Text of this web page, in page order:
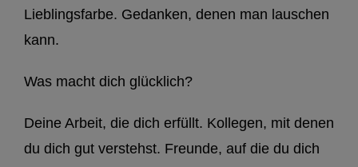
Lieblingsfarbe. Gedanken, denen man lauschen
kann.
Was macht dich glücklich?
Deine Arbeit, die dich erfüllt. Kollegen, mit denen
du dich gut verstehst. Freunde, auf die du dich